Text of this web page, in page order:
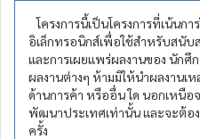
โครงการนี้เป็นโครงการที่เน้นก
อิเล็กทรอนิกส์เพื่อใช้สำหรับสนับ
และการเผยแพร่ผลงานของ นักศึ
ผลงานต่างๆ ห้ามมิให้นำผลงานเ
ด้านการค้า หรืออื่น ใด นอกเหนือ
พัฒนาประเทศเท่านั้น และจะต้อง
ครั้ง